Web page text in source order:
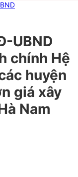
UBND
chính Hệ
huyện
giá xây
Nam